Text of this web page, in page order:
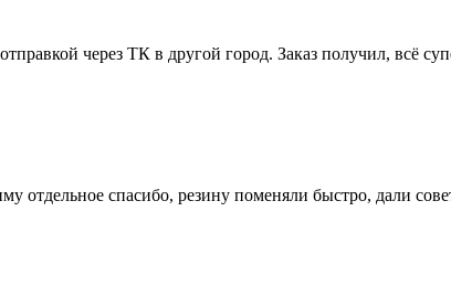
через ТК в другой город. Заказ получил, всё
спасибо, резину поменяли быстро, дали